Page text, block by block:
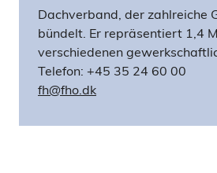
Dachverband, der zahlreiche
bündelt. Er repräsentiert 1,4
verschiedenen
Telefon: +45 35 24 60 00
fh@fho.dk